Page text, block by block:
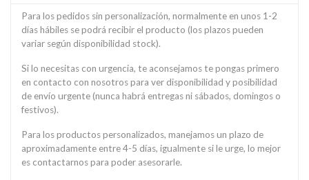
Para los pedidos sin personalización, normalmente en unos 1-2
días hábiles se podrá recibir el producto (los plazos pueden
variar según disponibilidad stock).
Si lo necesitas con urgencia, te aconsejamos te pongas primero
en contacto con nosotros para ver disponibilidad y posibilidad
de envío urgente (nunca habrá entregas ni sábados, domingos o
festivos).
Para los productos personalizados, manejamos un plazo de
aproximadamente entre 4-5 días, igualmente si le urge, lo mejor
es contactarnos para poder asesorarle.